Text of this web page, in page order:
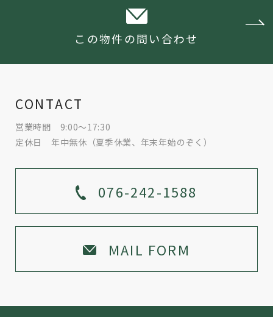
この物件の問い合わせ
CONTACT
営業時間 9:00～17:30
定休日 年中無休（夏季休業、年末年始のぞく）
076-242-1588
MAIL FORM